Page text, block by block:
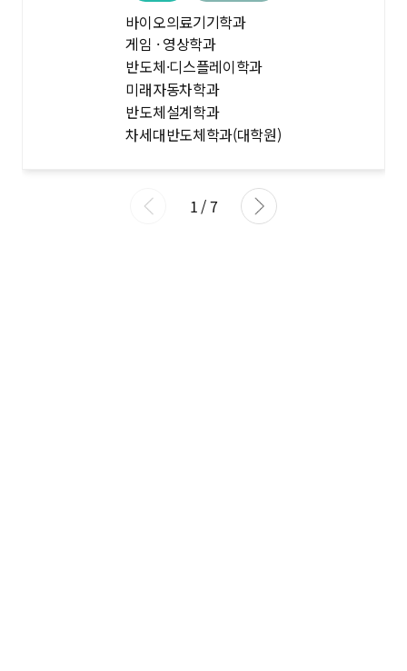
바이오의료기기학과
게임 · 영상학과
반도체·디스플레이학과
미래자동차학과
반도체설계학과
차세대반도체학과(대학원)
1/7